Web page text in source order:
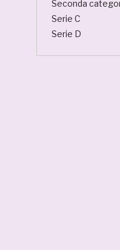
Seconda
Serie C
Serie D